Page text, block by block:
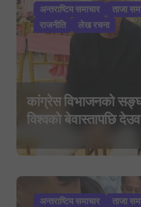
अन्तराष्टिय समाचार ताजा
राजनीति
लेख रचना
कांग्रेस विभाजनको
विश्वको बेवास्तापछि
यात्राको घोषणा तयारी!
अन्तराष्टिय समाचार ताजा